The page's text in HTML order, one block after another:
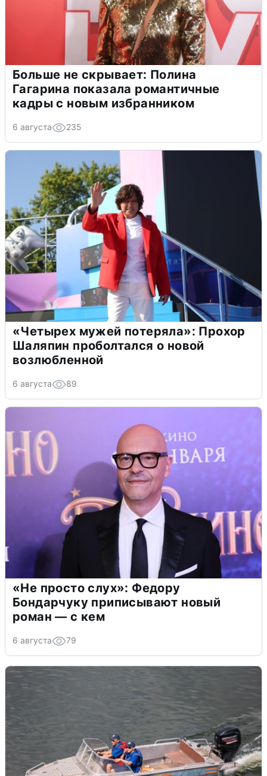
Больше не скрывает: Полина
Гагарина показала романтичные
кадры с новым избранником
6 августа 235
«Четырех мужей потеряла»: Прохор
Шаляпин проболтался о новой
возлюбленной
6 августа 89
«Не просто слух»: Федору
Бондарчуку приписывают новый
роман — с кем
6 августа 79